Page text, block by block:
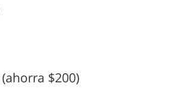
(ahorra $200)